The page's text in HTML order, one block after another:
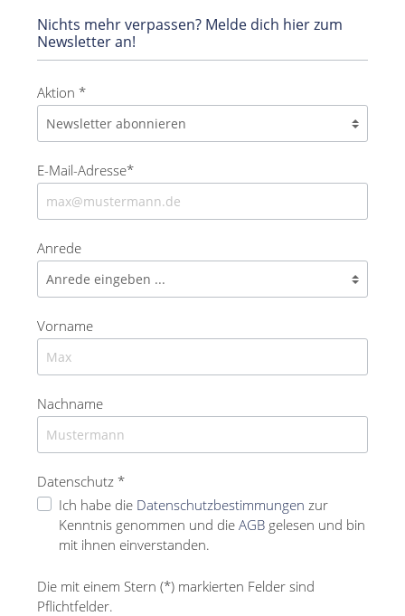
Nichts mehr verpassen? Melde dich hier zum
Newsletter an!
Aktion *
E-Mail-Adresse*
Anrede
Vorname
Nachname
Datenschutz *
Ich habe die Datenschutzbestimmungen zur
Kenntnis genommen und die AGB gelesen und bin
mit ihnen einverstanden.
Die mit einem Stern (*) markierten Felder sind
Pflichtfelder.